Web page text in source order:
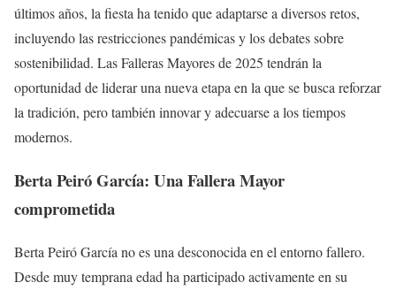
últimos años, la fiesta ha tenido que adaptarse a diversos retos,
incluyendo las restricciones pandémicas y los debates sobre
sostenibilidad. Las Falleras Mayores de 2025 tendrán la
oportunidad de liderar una nueva etapa en la que se busca reforzar
la tradición, pero también innovar y adecuarse a los tiempos
modernos.
Berta Peiró García: Una Fallera Mayor
comprometida
Berta Peiró García no es una desconocida en el entorno fallero.
Desde muy temprana edad ha participado activamente en su